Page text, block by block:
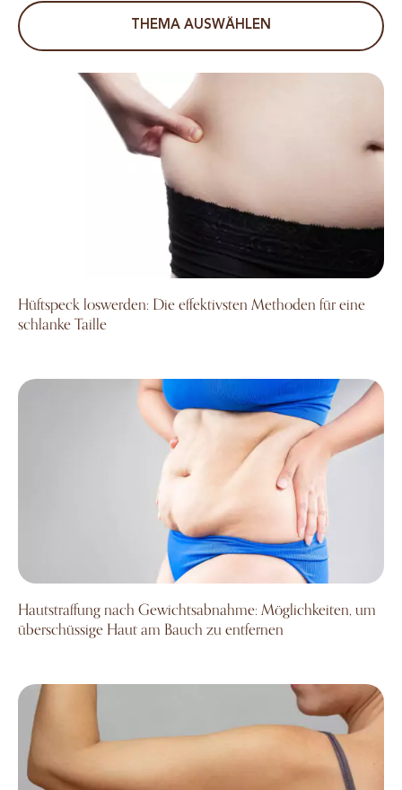
THEMA AUSWÄHLEN
Hüftspeck loswerden: Die effektivsten Methoden für
Hüftspeck loswerden: Die effektivsten Methoden für eine
schlanke Taille
Hautstraffung nach Gewichtsabnahme: Möglichkeiten,
Hautstraffung nach Gewichtsabnahme: Möglichkeiten, um
überschüssige Haut am Bauch zu entfernen
Winkearme loswerden: Tipps für straffe Oberarme